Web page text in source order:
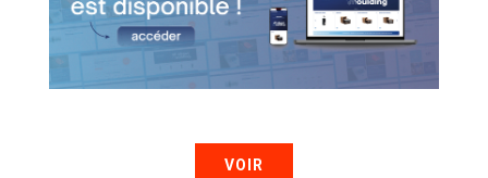
ACTUALITÉS
VOIR